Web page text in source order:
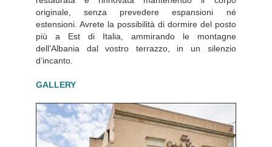
originale, senza prevedere espansioni né
estensioni. Avrete la possibilità di dormire del posto
più a Est di Italia, ammirando le montagne
dell’Albania dal vostro terrazzo, in un silenzio
d’incanto.
GALLERY